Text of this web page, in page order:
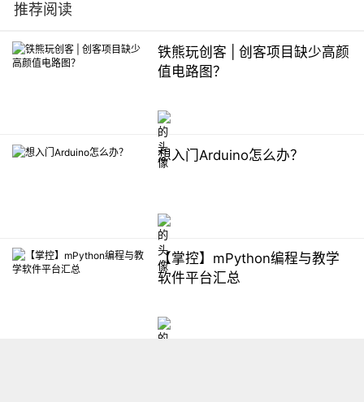
推荐阅读
铁熊玩创客 | 创客项目缺少高颜
值电路图？
想入门Arduino怎么办？
【掌控】mPython编程与教学
软件平台汇总